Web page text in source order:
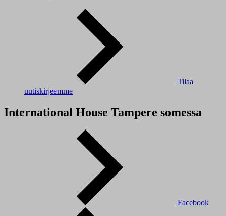
Tilaa
uutiskirjeemme
International House Tampere somessa
Facebook